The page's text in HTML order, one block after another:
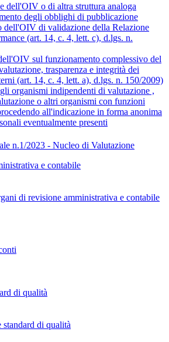
dell'OIV o di altra struttura analoga
degli obblighi di pubblicazione
dell'OIV di validazione della Relazione
(art. 14, c. 4, lett. c), d.lgs. n.
sul funzionamento complessivo del
trasparenza e integrità dei
(art. 14, c. 4, lett. a), d.lgs. n. 150/2009)
organismi indipendenti di valutazione ,
o altri organismi con funzioni
all'indicazione in forma anonima
eventualmente presenti
n.1/2023 - Nucleo di Valutazione
e contabile
di revisione amministrativa e contabile
di qualità
di qualità